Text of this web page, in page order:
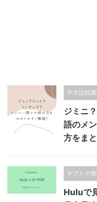
ヲタ活知識
ジミニ
語のメ
方をま
サブスク情
Huluで